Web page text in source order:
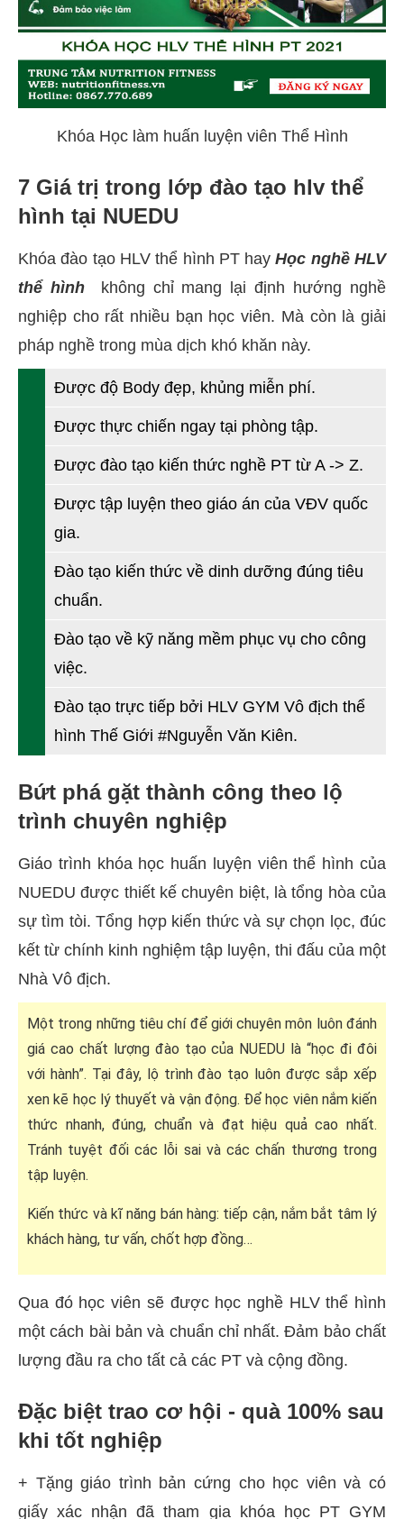
Khóa Học làm huấn luyện viên Thể Hình
7 Giá trị trong lớp đào tạo hlv thể
hình tại NUEDU
Khóa đào tạo HLV thể hình PT hayHọc nghề HLV
thể hìnhkhông chỉ mang lại định hướng nghề
nghiệp cho rất nhiều bạn học viên. Mà còn là giải
pháp nghề trong mùa dịch khó khăn này.
Được độ Body đẹp, khủng miễn phí.
Được thực chiến ngay tại phòng tập.
Được đào tạo kiến thức nghề PT từ A -> Z.
Được tập luyện theo giáo án của VĐV quốc
gia.
Đào tạo kiến thức về dinh dưỡng đúng tiêu
chuẩn.
Đào tạo về kỹ năng mềm phục vụ cho công
việc.
Đào tạo trực tiếp bởi HLV GYM Vô địch thể
hình Thế Giới #Nguyễn Văn Kiên.
Bứt phá gặt thành công theo lộ
trình chuyên nghiệp
Giáo trình khóa học huấn luyện viên thể hình của
NUEDU được thiết kế chuyên biệt, là tổng hòa của
sự tìm tòi. Tổng hợp kiến thức và sự chọn lọc, đúc
kết từ chính kinh nghiệm tập luyện, thi đấu của một
Nhà Vô địch.
Một trong những tiêu chí để giới chuyên môn luôn đánh
giá cao chất lượng đào tạo của NUEDU là “học đi đôi
với hành”. Tại đây, lộ trình đào tạo luôn được sắp xếp
xen kẽ học lý thuyết và vận động. Để học viên nắm kiến
thức nhanh, đúng, chuẩn và đạt hiệu quả cao nhất.
Tránh tuyệt đối các lỗi sai và các chấn thương trong
tập luyện.
Kiến thức và kĩ năng bán hàng: tiếp cận, nắm bắt tâm lý
khách hàng, tư vấn, chốt hợp đồng…
Qua đó học viên sẽ được học nghề HLV thể hình
một cách bài bản và chuẩn chỉ nhất. Đảm bảo chất
lượng đầu ra cho tất cả các PT và cộng đồng.
Đặc biệt trao cơ hội - quà 100% sau
khi tốt nghiệp
+ Tặng giáo trình bản cứng cho học viên và có
giấy xác nhận đã tham gia khóa học PT GYM